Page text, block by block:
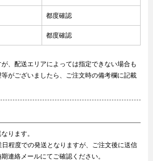
都度確認
都度確認
、配送エリアによっては指定できない場合も
がございましたら、ご注文時の備考欄に記載
ります。
日程度での発送となりますが、ご注文後に送信
連絡メールにてご確認ください。